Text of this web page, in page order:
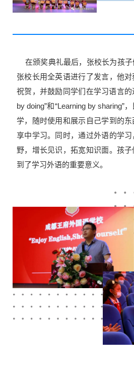
在颁奖典礼最后，张校长为孩子
张校长用全英语进行了发言，他
祝贺，并鼓励同学们在学习语言的
by doing”和“Learning by sharing”
学，随时使用和展示自己学到的
享中学习。同时，通过外语的学
野，增长见识，拓宽知识面。孩
到了学习外语的重要意义。